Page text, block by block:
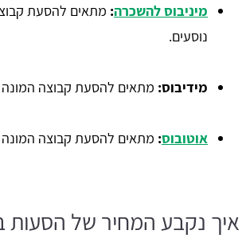
מיניבוס להשכרה:
נוסעים.
מידיבוס: מתאים להסעת קבוצה המונה עד 40
אוטובוס: מתאים להסעת קבוצה המונה עד 55
איך נקבע המחיר של הסעות